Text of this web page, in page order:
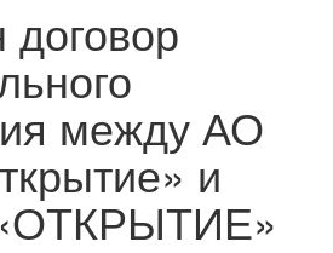
между АО
и